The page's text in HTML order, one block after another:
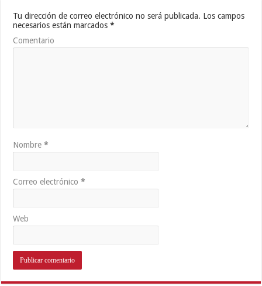
Tu dirección de correo electrónico no será publicada. Los campos
necesarios están marcados*
Comentario
Nombre*
Correo electrónico*
Web